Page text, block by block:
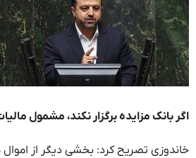
اگر بانک مزایده برگزار نکند، مشمول
خاندوزی تصریح کرد: بخشی دیگر از اموال